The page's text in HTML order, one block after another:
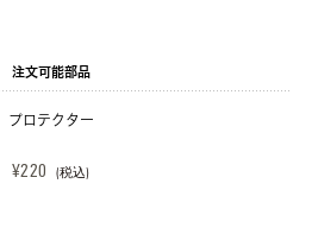
注文可能部品
プロテクター
¥220 (税込)